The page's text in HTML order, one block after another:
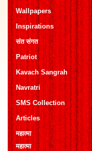
Wallpapers
Inspirations
संत संगत
Patriot
Kavach Sangrah
Navratri
SMS Collection
Articles
महात्मा
महात्मा